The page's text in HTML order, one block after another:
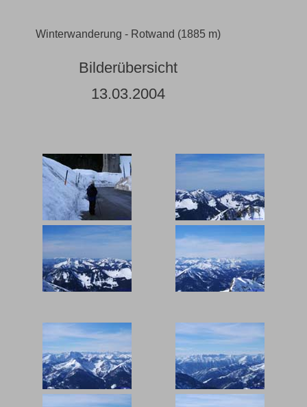
Winterwanderung - Rotwand (1885 m)
Bilderübersicht
13.03.2004